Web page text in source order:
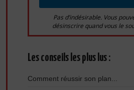
Pas d’indésirable. Vous
désinscrire quand vous le
Les conseils les plus lus :
Comment réussir son plan...